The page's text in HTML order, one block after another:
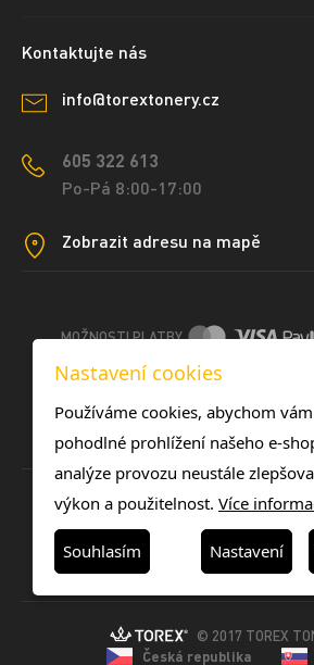
Kontaktujte nás
info@torextonery.cz
605 322 613
Po-Pá 8:00-17:00
Zobrazit adresu na mapě
MOŽNOSTI PLATBY
DOPRAVNÍ METODY
© 2017 TOREX
Česká republika
Nastavení cookies
Používáme cookies, abychom
pohodlné prohlížení našeho e-
analýze provozu neustále
výkon a použitelnost. Více
Souhlasím Nastavení